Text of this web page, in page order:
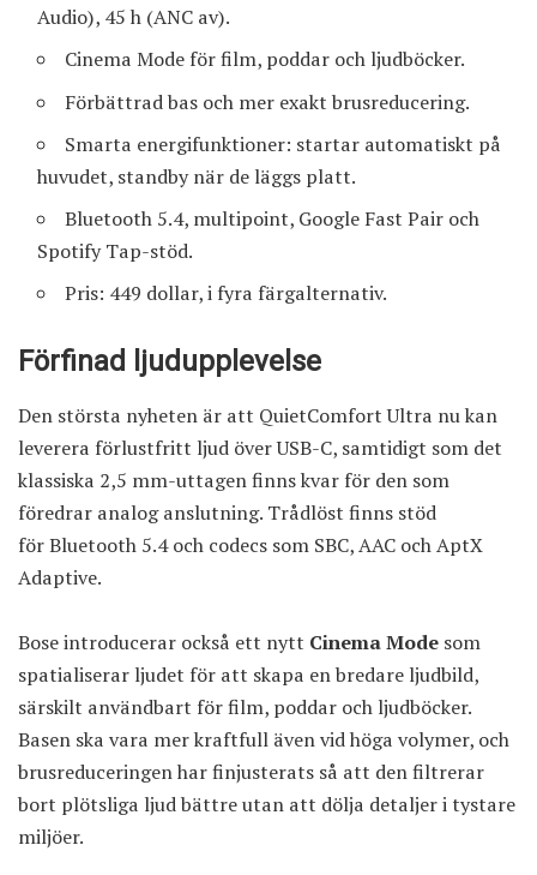
Audio), 45 h (ANC av).
Cinema Mode för film, poddar och ljudböcker.
Förbättrad bas och mer exakt brusreducering.
Smarta energifunktioner: startar automatiskt på
huvudet, standby när de läggs platt.
Bluetooth 5.4, multipoint, Google Fast Pair och
Spotify Tap-stöd.
Pris: 449 dollar, i fyra färgalternativ.
Förfinad ljudupplevelse
Den största nyheten är att QuietComfort Ultra nu kan
leverera förlustfritt ljud över USB-C, samtidigt som det
klassiska 2,5 mm-uttagen finns kvar för den som
föredrar analog anslutning. Trådlöst finns stöd
för Bluetooth 5.4 och codecs som SBC, AAC och AptX
Adaptive.
Bose introducerar också ett nytt Cinema Mode som
spatialiserar ljudet för att skapa en bredare ljudbild,
särskilt användbart för film, poddar och ljudböcker.
Basen ska vara mer kraftfull även vid höga volymer, och
brusreduceringen har finjusterats så att den filtrerar
bort plötsliga ljud bättre utan att dölja detaljer i tystare
miljöer.